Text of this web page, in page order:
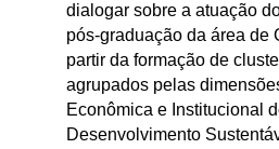
dialogar sobre a atuação
pós-graduação da área de
partir da formação de
agrupados pelas
Econômica e Institucional
Desenvolvimento